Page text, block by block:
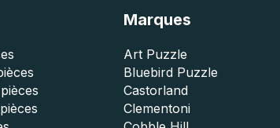
Marques
Art Puzzle
Bluebird Puzzle
Castorland
Clementoni